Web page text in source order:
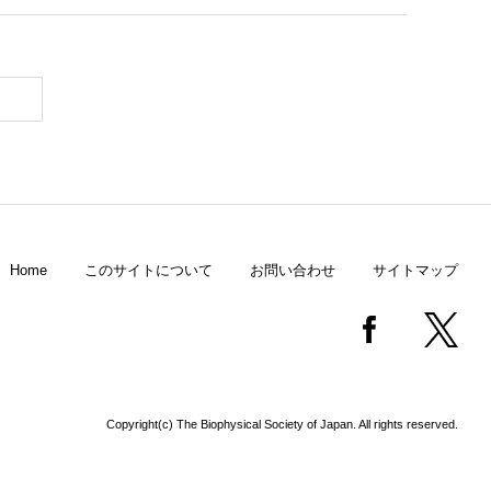
Home このサイトについて お問い合わせ サイトマップ
Copyright(c) The Biophysical Society of Japan. All rights reserved.